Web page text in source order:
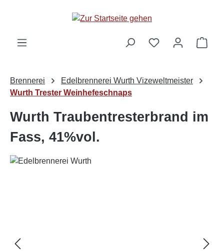
Brennerei
Edelbrennerei Wurth Vizeweltmeister
Wurth Trester Weinhefeschnaps
Wurth Traubentresterbrand im
Fass, 41%vol.